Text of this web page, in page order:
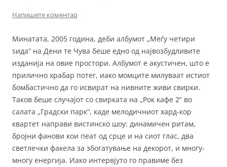
Напишете коментар
Минатата, 2005 година, деби албумот „Меѓу четири
ѕида“ на Дени те Чува беше едно од највозбудливите
изданија на овие простори. Албумот е акустичен, што е
прилично храбар потег, иако момците милуваат истиот
бомбастично да го исвират на нивните живи свирки.
Таков беше случајот со свирката на „Рок кафе 2“ во
салата „Градски парк“, каде мелодичниот хард-кор
квартет направи вистинско шоу: динамичен ритам,
бројни фанови кои пеат од срце и на сиот глас, два
светлечки факела за збогатување на декорот, и многу-
многу енергија. Иако интервјуто го правиме без